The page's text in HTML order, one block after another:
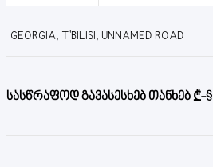
GEORGIA, T'BILISI, UNNAMED ROAD
სასწრაფოდ გავასესხებ თანხებ ₾-$